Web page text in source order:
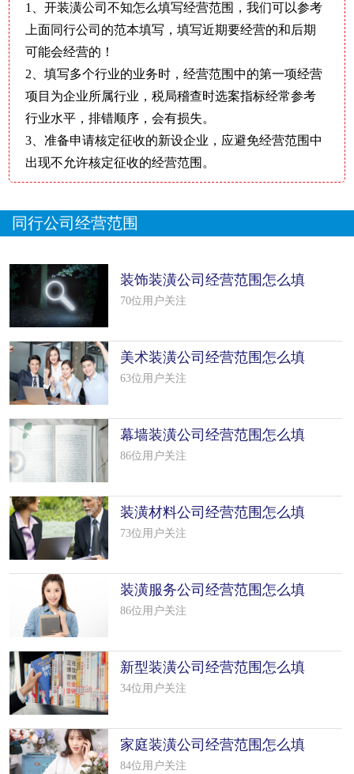
1、开装潢公司不知怎么填写经营范围，我们可以参考
上面同行公司的范本填写，填写近期要经营的和后期
可能会经营的！
2、填写多个行业的业务时，经营范围中的第一项经营
项目为企业所属行业，税局稽查时选案指标经常参考
行业水平，排错顺序，会有损失。
3、准备申请核定征收的新设企业，应避免经营范围中
出现不允许核定征收的经营范围。
同行公司经营范围
装饰装潢公司经营范围怎么填
写（22个
70位用户关注
美术装潢公司经营范围怎么填
写（50个
63位用户关注
幕墙装潢公司经营范围怎么填
写（50个
86位用户关注
装潢材料公司经营范围怎么填
写（20个
73位用户关注
装潢服务公司经营范围怎么填
写（50个
86位用户关注
新型装潢公司经营范围怎么填
写（50个
34位用户关注
家庭装潢公司经营范围怎么填
写（50个
84位用户关注